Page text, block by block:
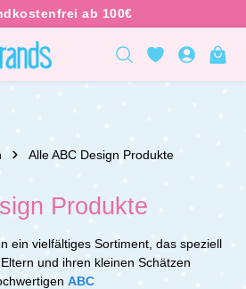
Alle ABC Design Produkte
Produkte
ein vielfältiges Sortiment, das speziell
und ihren kleinen Schätzen
ABC